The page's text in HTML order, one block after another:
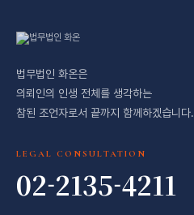
법무법인 화온은
의뢰인의 인생 전체를 생각하는
참된 조언자로서 끝까지 함께하겠습니다.
LEGAL CONSULTATION
02-2135-4211